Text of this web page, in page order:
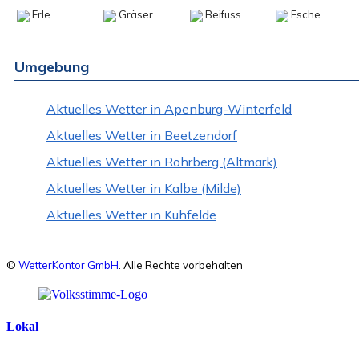
Erle Gräser Beifuss Esche
Umgebung
Aktuelles Wetter in Apenburg-Winterfeld
Aktuelles Wetter in Beetzendorf
Aktuelles Wetter in Rohrberg (Altmark)
Aktuelles Wetter in Kalbe (Milde)
Aktuelles Wetter in Kuhfelde
© WetterKontor GmbH. Alle Rechte vorbehalten
Lokal